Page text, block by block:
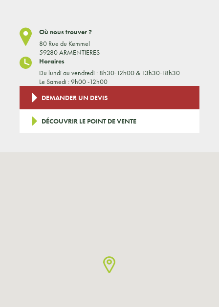
Où nous trouver ?
80 Rue du Kemmel
59280 ARMENTIERES
Horaires
Du lundi au vendredi : 8h30-12h00 & 13h30-18h30
Le Samedi : 9h00 -12h00
DEMANDER UN DEVIS
DÉCOUVRIR LE POINT DE VENTE